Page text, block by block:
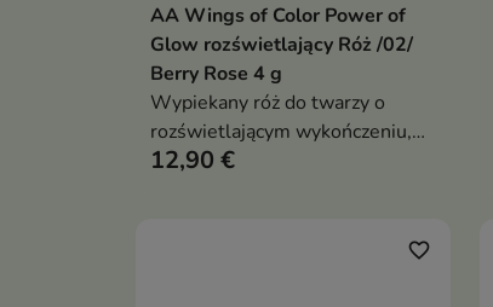
Dodaj do koszyka
AA Wings of Color Power of
Glow rozświetlający Róż /02/
Berry Rose 4 g
Wypiekany róż do twarzy o
rozświetlającym wykończeniu,
który nadaje cerze świeży kolor i
12,90 €
favorite_border